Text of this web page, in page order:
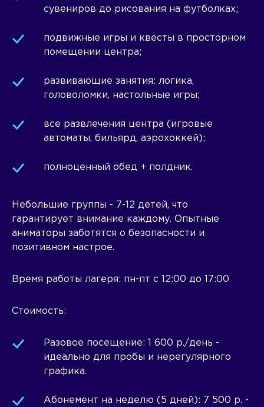
сувениров до рисования на футболках;
подвижные игры и квесты в просторном
помещении центра;
развивающие занятия: логика,
головоломки, настольные игры;
все развлечения центра (игровые
автоматы, бильярд, аэрохоккей);
полноценный обед + полдник.
Небольшие группы - 7-12 детей, что
гарантирует внимание каждому. Опытные
аниматоры заботятся о безопасности и
позитивном настрое.
Время работы лагеря: пн-пт с 12:00 до 17:00
Стоимость:
Разовое посещение: 1 600 р./день -
идеально для пробы и нерегулярного
графика.
Абонемент на неделю (5 дней): 7 500 р. -